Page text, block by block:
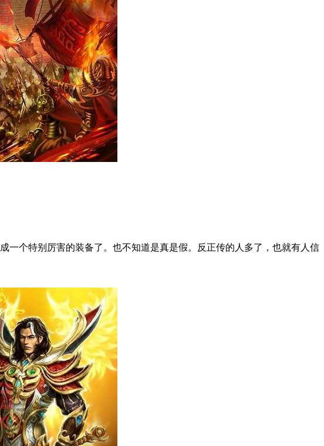
一个特别厉害的装备了。也不知道是真是假。反正传的人多了，也就有人信